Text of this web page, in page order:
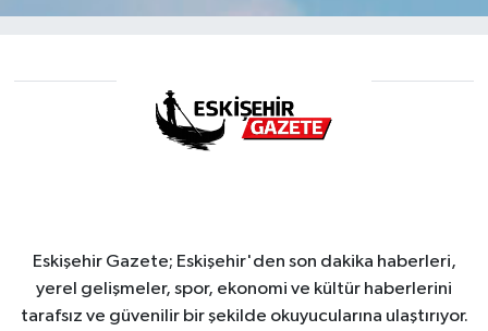
Eskişehir Gazete; Eskişehir'den son dakika haberleri,
yerel gelişmeler, spor, ekonomi ve kültür haberlerini
tarafsız ve güvenilir bir şekilde okuyucularına ulaştırıyor.